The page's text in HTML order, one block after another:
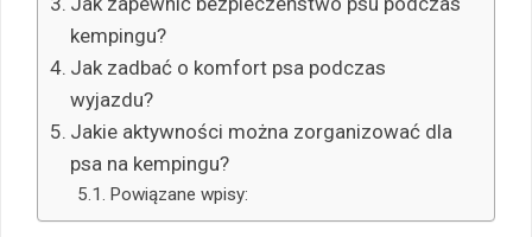
kempingu?
Jak zadbać o komfort psa podczas
wyjazdu?
Jakie aktywności można zorganizować dla
psa na kempingu?
Powiązane wpisy: